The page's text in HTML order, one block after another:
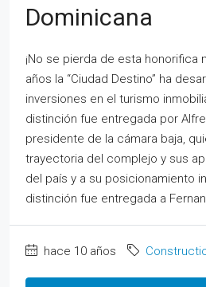
Dominicana
¡No se pierda de esta honorifica
años la “Ciudad Destino” ha
inversiones en el turismo
distinción fue entregada por
presidente de la cámara baja,
trayectoria del complejo y sus
del país y a su posicionamiento
distinción fue entregada a
hace 10 años